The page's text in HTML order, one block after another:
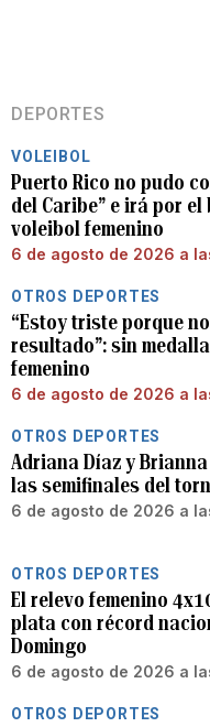
DEPORTES
VOLEIBOL
Puerto Rico no pudo
del Caribe” e irá por el
voleibol femenino
6 de agosto de 2026 a
OTROS DEPORTES
“Estoy triste porque
resultado”: sin
femenino
6 de agosto de 2026 a
OTROS DEPORTES
Adriana Díaz y
las semifinales del
6 de agosto de 2026 a
OTROS DEPORTES
El relevo femenino
plata con récord
Domingo
6 de agosto de 2026 a
OTROS DEPORTES